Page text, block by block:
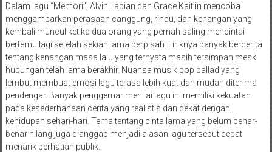
Dalam lagu “Memori”, Alvin Lapian dan Grace Kaitlin mencoba
menggambarkan perasaan canggung, rindu, dan kenangan yang
kembali muncul ketika dua orang yang pernah saling mencintai
bertemu lagi setelah sekian lama berpisah. Liriknya banyak bercerita
tentang kenangan masa lalu yang ternyata masih tersimpan meski
hubungan telah lama berakhir. Nuansa musik pop ballad yang
lembut membuat emosi lagu terasa lebih kuat dan mudah diterima
pendengar. Banyak penggemar menilai lagu ini memiliki kekuatan
pada kesederhanaan cerita yang realistis dan dekat dengan
kehidupan sehari-hari. Tema tentang cinta lama yang belum benar-
benar hilang juga dianggap menjadi alasan lagu tersebut cepat
menarik perhatian publik.